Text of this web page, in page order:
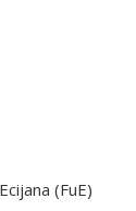
(FuE)